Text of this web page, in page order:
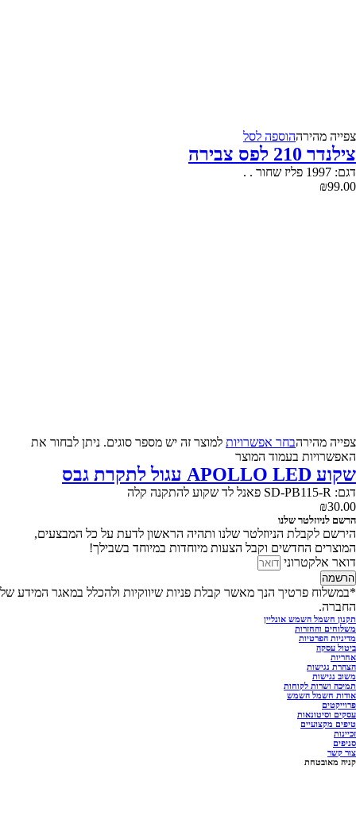
צפייה‬ ‫מהירה‬הוספה לסל
צילנדר 210 לפס צבירה
דגם: 1997 פליז שחור . .
₪99.00
צפייה‬ ‫מהירה‬בחר אפשרויות למוצר זה יש מספר סוגים. ניתן לבחור את
האפשרויות בעמוד המוצר
שקוע APOLLO LED עגול לתקרת גבס
דגם: SD-PB115-R פאנל לד שקוע להתקנה קלה
₪30.00
הרשם לניוזלטר שלנו
הירשם לקבלת הניוזלטר שלנו ותהיה הראשון לדעת על כל המבצעים,
המוצרים החדשים וקבל הצעות מיוחדות במיוחד בשבילך!
דואר אלקטרוני
הרשמה
*במשלוח פרטיך הנך מאשר קבלת פניות שיווקיות ולהכלל במאגר המידע של
החברה.
תקנון חשמל השמש אונליין
משלוחים והחזרות
מדיניות הפרטיות
ביטול עסקה
אחריות
הצהרת נגישות
משוב נגישות
תמיכה ושרות לקוחות
אודות חשמל השמש
פרוייקטים
עסקים וסיטונאות
טיפים מקצועיים
זכיינות
סניפים
צור קשר
קניה מאובטחת